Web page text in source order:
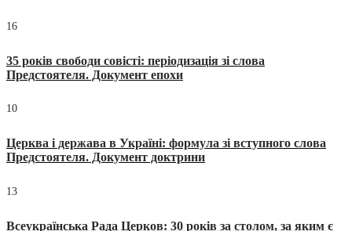
16
35 років свободи совісті: періодизація зі слова
Предстоятеля. Документ епохи
10
Церква і держава в Україні: формула зі вступного слова
Предстоятеля. Документ доктрини
13
Всеукраїнська Рада Церков: 30 років за столом, за яким є